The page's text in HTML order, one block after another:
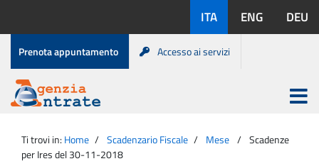
contenuto
disponibili:
ITA ENG DEU
Menu
di
servizio
Prenota appuntamento Accesso ai servizi
Agenzia
Entrate
Apri
menu
principale
Ti trovi in: Home Scadenzario Fiscale Mese
Scadenze
per Ires del 30-11-2018